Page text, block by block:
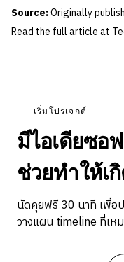
Source:Originally
Read the full article at
เริ่มโปรเจกต์
มีไอเดียซอ
ช่วยทำให้เ
นัดคุยฟรี 30 นาที เพื่อป
วางแผน timeline ที่เ